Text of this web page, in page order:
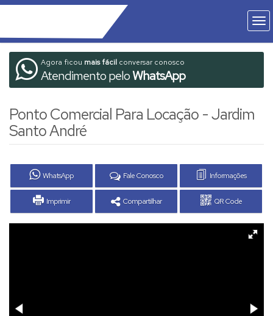
Agora ficou mais fácil conversar conosco
Atendimento peloWhatsApp
Ponto Comercial Para Locação - Jardim
Santo André
WhatsApp Fale Conosco Informações
Imprimir Compartilhar QR Code